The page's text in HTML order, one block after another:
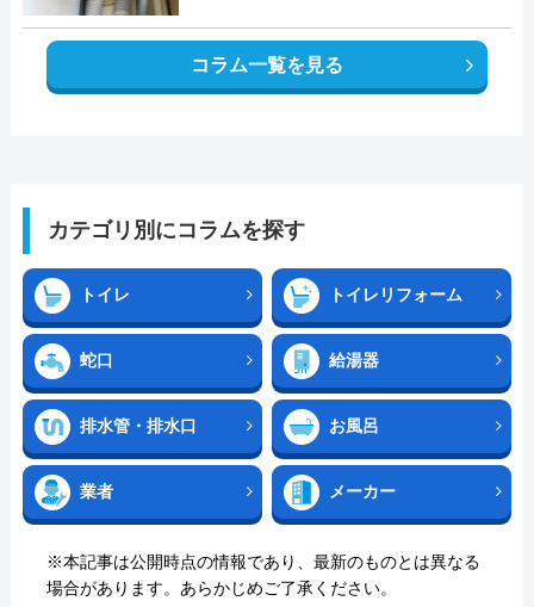
コラム一覧を見る
カテゴリ別にコラムを探す
トイレ トイレリフォーム
蛇口 給湯器
排水管・排水口 お風呂
業者 メーカー
※本記事は公開時点の情報であり、最新のものとは異なる
場合があります。あらかじめご了承ください。